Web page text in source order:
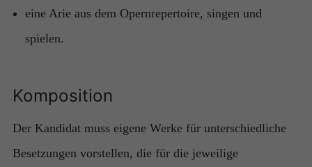
eine Arie aus dem Opernrepertoire, singen und
spielen.
Komposition
Der Kandidat muss eigene Werke für unterschiedliche
Besetzungen vorstellen, die für die jeweilige